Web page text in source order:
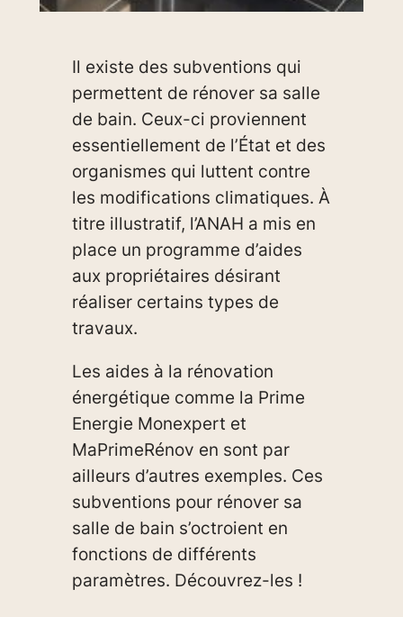
Il existe des subventions qui
permettent de rénover sa salle
de bain. Ceux-ci proviennent
essentiellement de l’État et des
organismes qui luttent contre
les modifications climatiques. À
titre illustratif, l’ANAH a mis en
place un programme d’aides
aux propriétaires désirant
réaliser certains types de
travaux.
Les aides à la rénovation
énergétique comme la Prime
Energie Monexpert et
MaPrimeRénov en sont par
ailleurs d’autres exemples. Ces
subventions pour rénover sa
salle de bain s’octroient en
fonctions de différents
paramètres. Découvrez-les !